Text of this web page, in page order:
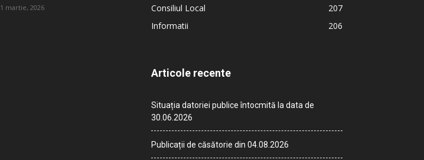
1 martie, 2026
Consiliul Local
207
Informatii
206
Articole recente
Situația datoriei publice întocmită la data de
30.06.2026
Publicații de căsătorie din 04.08.2026